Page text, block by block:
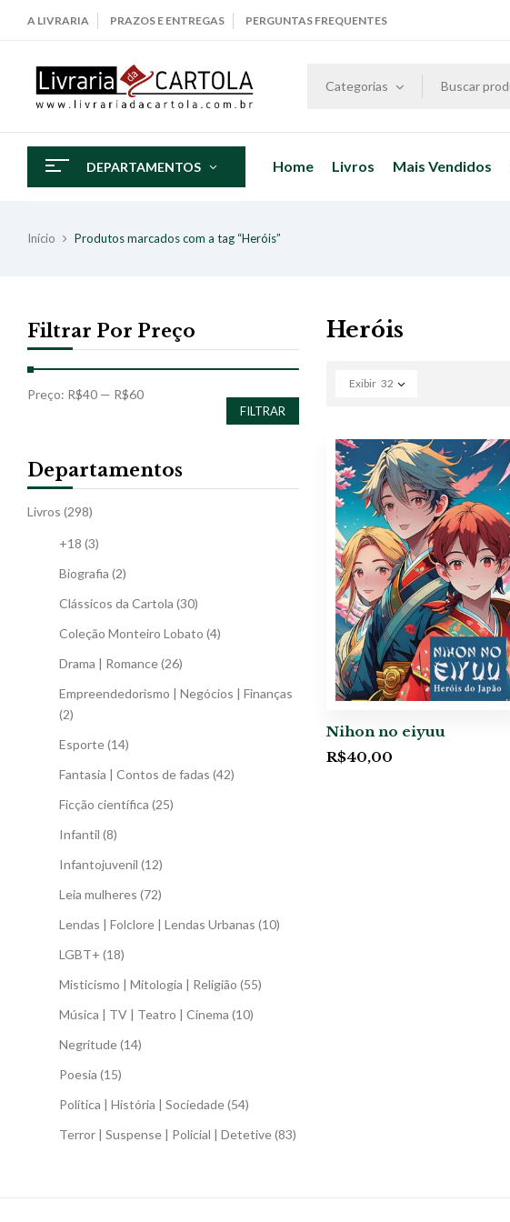
A LIVRARIA PRAZOS E ENTREGAS PERGUNTAS FREQUENTES
Categorias
DEPARTAMENTOS Home Livros Mais Vendidos
Início Produtos marcados com a tag “Heróis”
Filtrar Por Preço
FILTRAR
Preço: R$40 — R$60
Departamentos
Livros (298)
+18 (3)
Biografia (2)
Clássicos da Cartola (30)
Coleção Monteiro Lobato (4)
Drama | Romance(26)
Empreendedorismo | Negócios | Finanças
(2)
Esporte(14)
Fantasia | Contos de fadas (42)
Ficção científica (25)
Infantil (8)
Infantojuvenil (12)
Leia mulheres (72)
Lendas | Folclore | Lendas Urbanas (10)
LGBT+ (18)
Misticismo | Mitologia | Religião (55)
Música | TV | Teatro | Cinema (10)
Negritude(14)
Poesia (15)
Política | História | Sociedade(54)
Terror | Suspense | Policial | Detetive(83)
Heróis
Exibir 32
Nihon no eiyuu
R$40,00